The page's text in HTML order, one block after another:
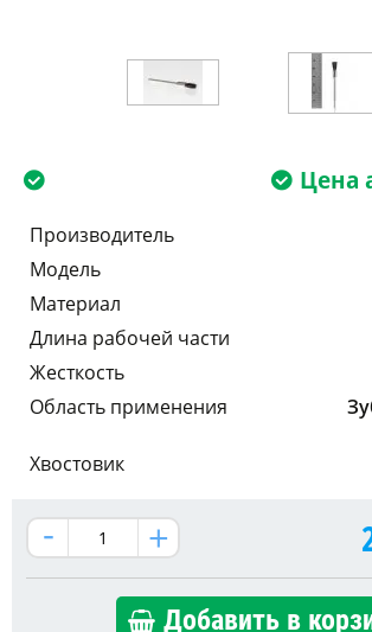
Цена
Производитель
Модель
Материал
Длина рабочей части
Жесткость
Область применения
Хвостовик
Добавить в